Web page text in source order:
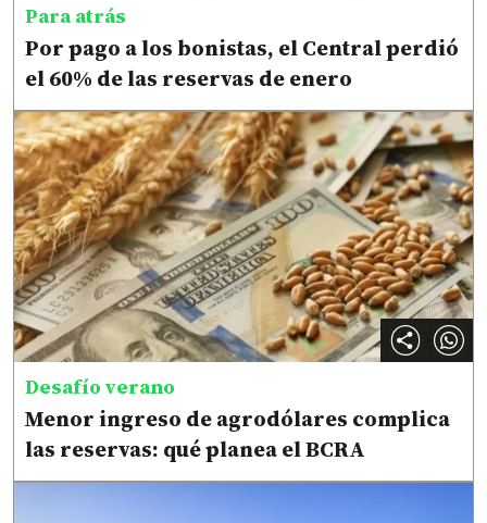
Para atrás
Por pago a los bonistas, el Central perdió
el 60% de las reservas de enero
Desafío verano
Menor ingreso de agrodólares complica
las reservas: qué planea el BCRA